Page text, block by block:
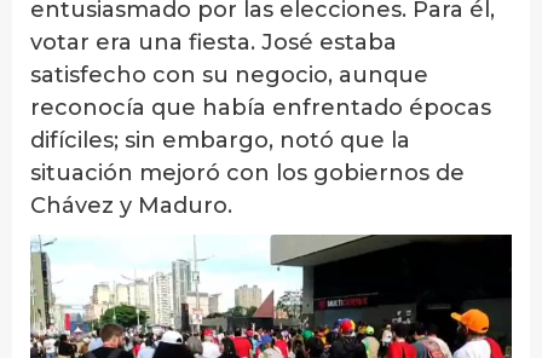
entusiasmado por las elecciones. Para él,
votar era una fiesta. José estaba
satisfecho con su negocio, aunque
reconocía que había enfrentado épocas
difíciles; sin embargo, notó que la
situación mejoró con los gobiernos de
Chávez y Maduro.